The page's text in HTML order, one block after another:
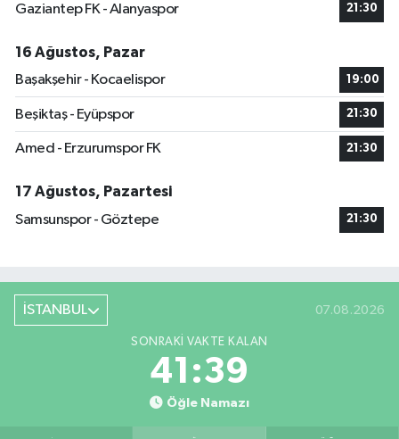
Gaziantep FK - Alanyaspor 21:30
16 Ağustos, Pazar
Başakşehir - Kocaelispor
19:00
Beşiktaş - Eyüpspor 21:30
Amed - Erzurumspor FK 21:30
17 Ağustos, Pazartesi
Samsunspor - Göztepe
21:30
İSTANBUL 07.08.2026
SONRAKI VAKTE KALAN
41:38
Öğle Namazı